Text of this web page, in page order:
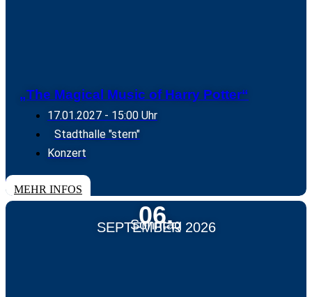
„The Magical Music of Harry Potter“
17.01.2027 - 15:00 Uhr
Stadthalle "stern"
Konzert
TICKETS
MEHR INFOS
06.
SEPTEMBER 2026
Sonntag